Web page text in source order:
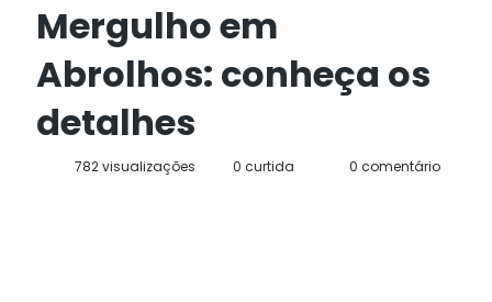
Mergulho em
Abrolhos: conheça os
detalhes
0 comentário
0 curtida
782 visualizações